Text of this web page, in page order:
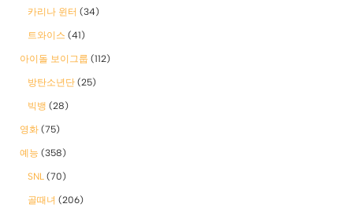
카리나 윈터 (34)
트와이스 (41)
아이돌 보이그룹 (112)
방탄소년단 (25)
빅뱅 (28)
영화 (75)
예능 (358)
SNL (70)
골때녀 (206)